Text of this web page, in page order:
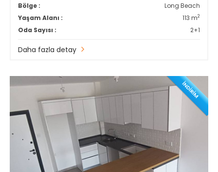
Bölge :
Long Beach
Yaşam Alanı :
113 m2
Oda Sayısı : 2+1
Daha fazla detay
İNDİRİM